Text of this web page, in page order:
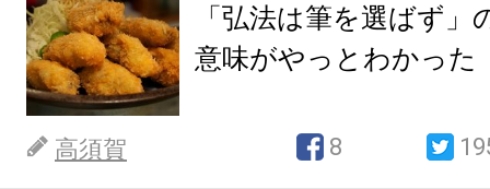
「弘法は筆を選ばず
意味がやっとわかった
高須賀 8